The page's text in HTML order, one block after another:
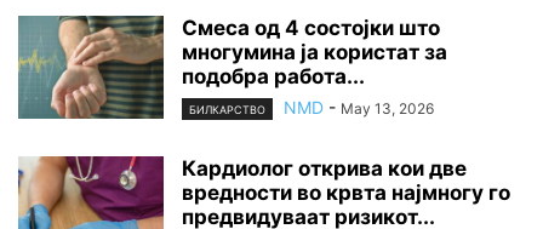
Смеса од 4 состојки што
многумина ја користат за
подобра работа...
БИЛКАРСТВО NMD - May 13, 2026
Кардиолог открива кои две
вредности во крвта најмногу го
предвидуваат ризикот...